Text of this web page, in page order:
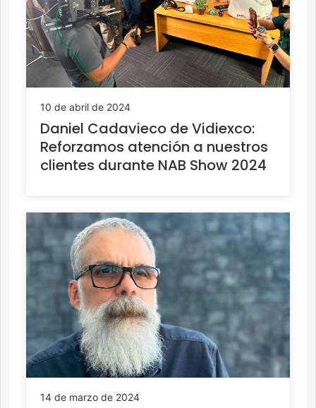
10 de abril de 2024
Daniel Cadavieco de Vidiexco:
Reforzamos atención a nuestros
clientes durante NAB Show 2024
14 de marzo de 2024